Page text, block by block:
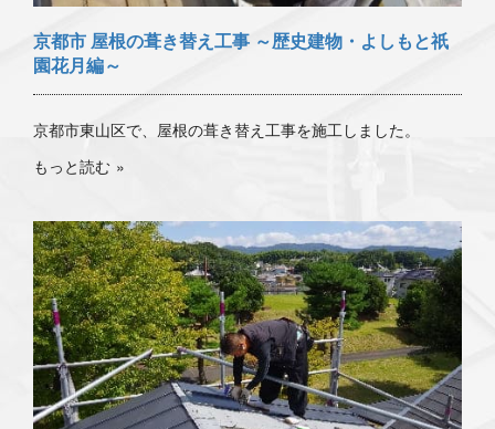
京都市 屋根の葺き替え工事 ～歴史建物・よしもと祇
園花月編～
京都市東山区で、屋根の葺き替え工事を施工しました。
もっと読む